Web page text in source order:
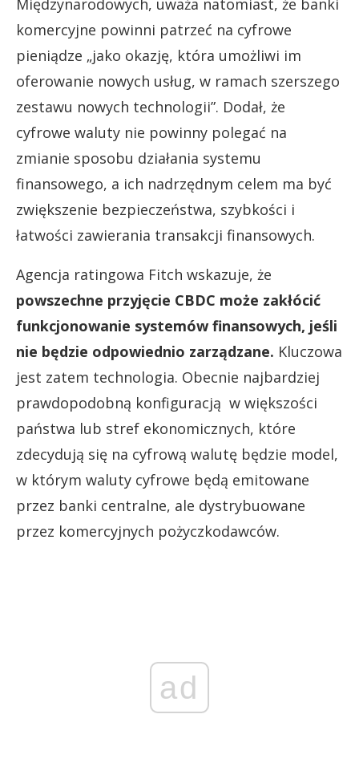
Międzynarodowych, uważa natomiast, że banki
komercyjne powinni patrzeć na cyfrowe
pieniądze „jako okazję, która umożliwi im
oferowanie nowych usług, w ramach szerszego
zestawu nowych technologii”. Dodał, że
cyfrowe waluty nie powinny polegać na
zmianie sposobu działania systemu
finansowego, a ich nadrzędnym celem ma być
zwiększenie bezpieczeństwa, szybkości i
łatwości zawierania transakcji finansowych.
Agencja ratingowa Fitch wskazuje, że
powszechne przyjęcie CBDC może zakłócić
funkcjonowanie systemów finansowych, jeśli
nie będzie odpowiednio zarządzane. Kluczowa
jest zatem technologia. Obecnie najbardziej
prawdopodobną konfiguracją w większości
państwa lub stref ekonomicznych, które
zdecydują się na cyfrową walutę będzie model,
w którym waluty cyfrowe będą emitowane
przez banki centralne, ale dystrybuowane
przez komercyjnych pożyczkodawców.
ad